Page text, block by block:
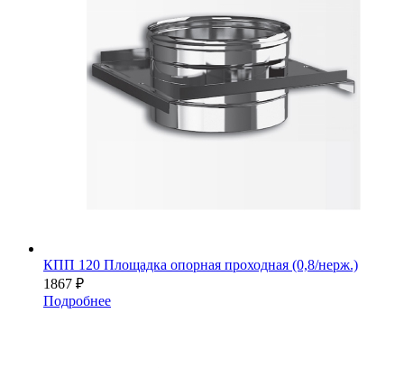
КПП 120 Площадка опорная проходная (0,8/нерж.)
1867 ₽
Подробнее